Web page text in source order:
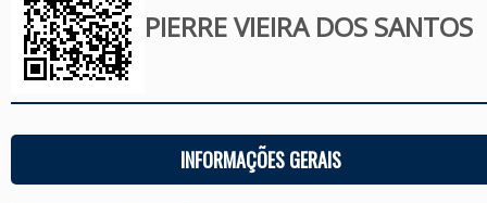
PIERRE VIEIRA DOS SANTOS
INFORMAÇÕES GERAIS